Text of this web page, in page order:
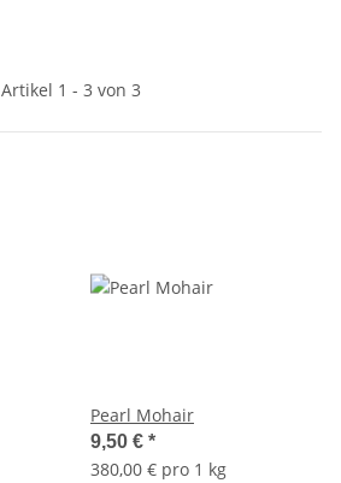
Artikel 1 - 3 von 3
Pearl Mohair
9,50 € *
380,00 € pro 1 kg